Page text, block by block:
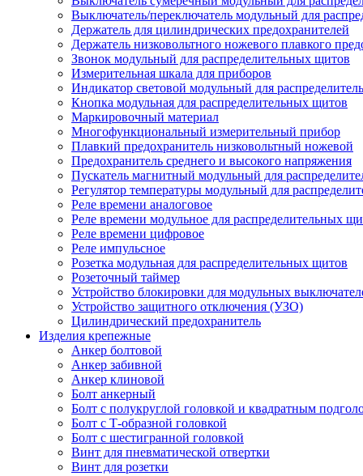
Выключатель/переключатель модульный для
Держатель для цилиндрических предохранителей
Держатель низковольтного ножевого плавкого
Звонок модульный для распределительных щитов
Измерительная шкала для приборов
Индикатор световой модульный для
Кнопка модульная для распределительных щитов
Маркировочный материал
Многофункциональный измерительный прибор
Плавкий предохранитель низковольтный ножевой
Предохранитель среднего и высокого напряжения
Пускатель магнитный модульный для
Регулятор температуры модульный для
Реле времени аналоговое
Реле времени модульное для распределительных
Реле времени цифровое
Реле импульсное
Розетка модульная для распределительных щитов
Розеточный таймер
Устройство блокировки для модульных
Устройство защитного отключения (УЗО)
Цилиндрический предохранитель
Изделия крепежные
Анкер болтовой
Анкер забивной
Анкер клиновой
Болт анкерный
Болт с полукруглой головкой и квадратным
Болт с Т-образной головкой
Болт с шестигранной головкой
Винт для пневматической отвертки
Винт для розетки